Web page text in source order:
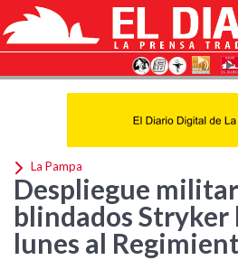
La Pampa
Despliegue
blindados Stryker
lunes al